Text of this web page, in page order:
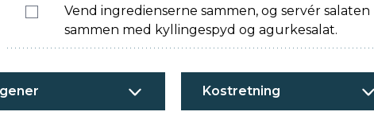
Vend ingredienserne sammen, og servér salaten
sammen med kyllingespyd og agurkesalat.
Kostretning